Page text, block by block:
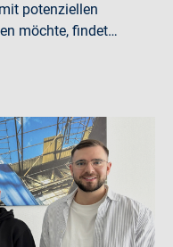
potenziellen
möchte, findet…